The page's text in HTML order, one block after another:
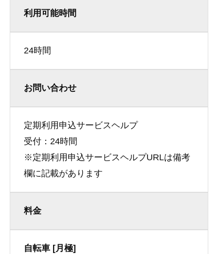
利用可能時間
24時間
お問い合わせ
定期利用申込サービスヘルプ
受付：24時間
※定期利用申込サービスヘルプURLは備考
欄に記載があります
料金
自転車 [月極]